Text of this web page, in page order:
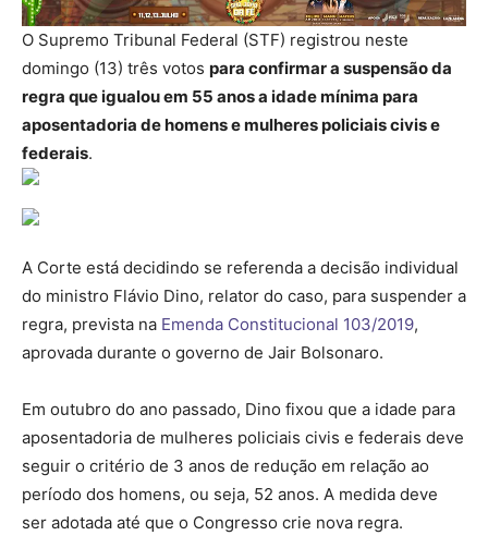
O Supremo Tribunal Federal (STF) registrou neste
domingo (13) três votos para confirmar a suspensão da
regra que igualou em 55 anos a idade mínima para
aposentadoria de homens e mulheres policiais civis e
federais.
A Corte está decidindo se referenda a decisão individual
do ministro Flávio Dino, relator do caso, para suspender a
regra, prevista na Emenda Constitucional 103/2019,
aprovada durante o governo de Jair Bolsonaro.
Em outubro do ano passado, Dino fixou que a idade para
aposentadoria de mulheres policiais civis e federais deve
seguir o critério de 3 anos de redução em relação ao
período dos homens, ou seja, 52 anos. A medida deve
ser adotada até que o Congresso crie nova regra.